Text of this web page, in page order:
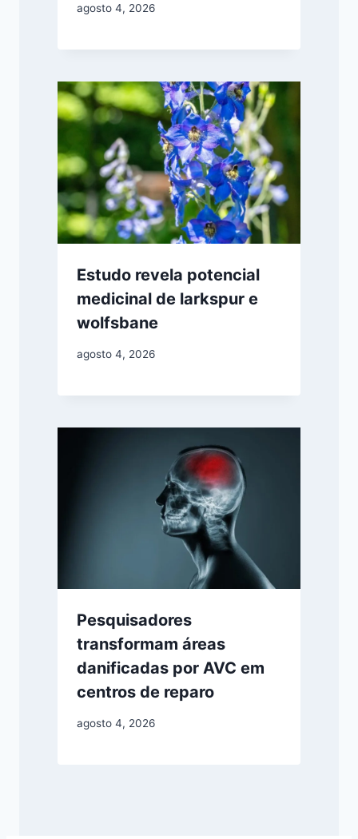
agosto 4, 2026
Estudo revela potencial
medicinal de larkspur e
wolfsbane
agosto 4, 2026
Pesquisadores
transformam áreas
danificadas por AVC em
centros de reparo
agosto 4, 2026